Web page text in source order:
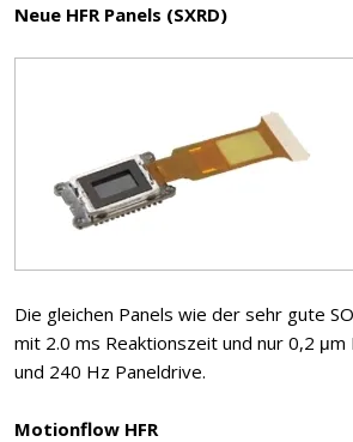
Neue HFR Panels (SXRD)
Die gleichen Panels wie der sehr gute
mit 2.0 ms Reaktionszeit und nur 0,2 μm
und 240 Hz Paneldrive.
Motionflow HFR